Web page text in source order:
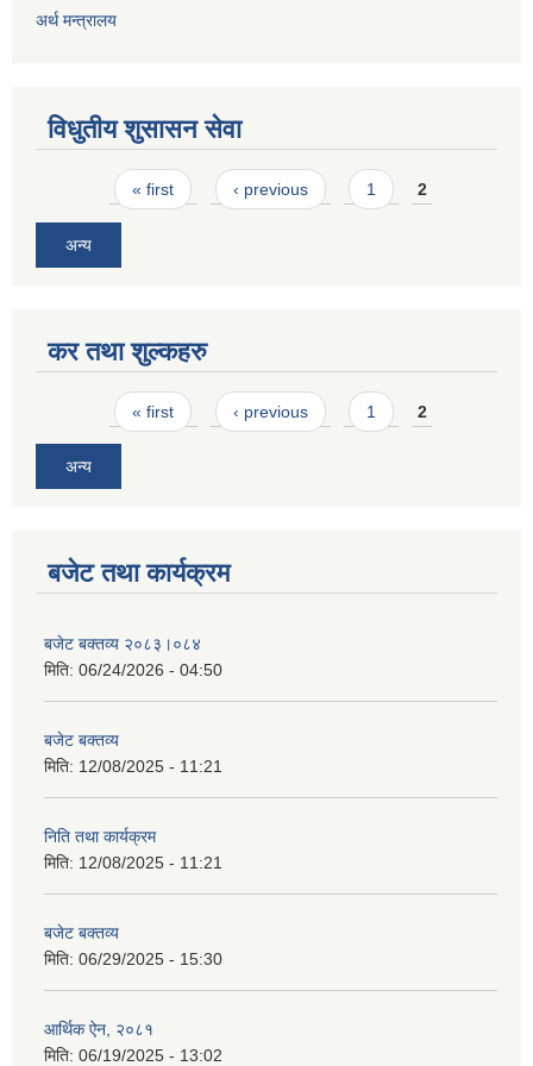
अर्थ मन्त्रालय
विधुतीय शुसासन सेवा
Pages« first ‹ previous 1 2
अन्य
कर तथा शुल्कहरु
Pages« first ‹ previous 1 2
अन्य
बजेट तथा कार्यक्रम
बजेट बक्तव्य २०८३।०८४
मिति: 06/24/2026 - 04:50
बजेट बक्तव्य
मिति: 12/08/2025 - 11:21
निति तथा कार्यक्रम
मिति: 12/08/2025 - 11:21
बजेट बक्तव्य
मिति: 06/29/2025 - 15:30
आर्थिक ऐन, २०८१
मिति: 06/19/2025 - 13:02